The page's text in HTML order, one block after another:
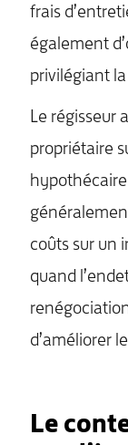
frais
également
privilégiant
Le régisseur
propriétaire
coûts sur un
quand
d’améliorer
Le